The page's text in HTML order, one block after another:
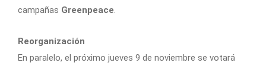
campañas Greenpeace.
Reorganización
En paralelo, el próximo jueves 9 de noviembre se votará